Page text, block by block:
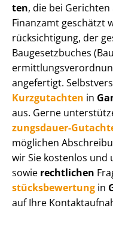
ten, die bei
Finanzamt geschätzt
rück­sich­ti­gung, der
Baugesetzbuches
angefertigt.
Kurzgutachten in
aus. Gerne
zungs­dau­er-
möglichen
wir Sie kostenlos und
sowie rechtlichen
stücks­be­wer­tung in
auf Ihre